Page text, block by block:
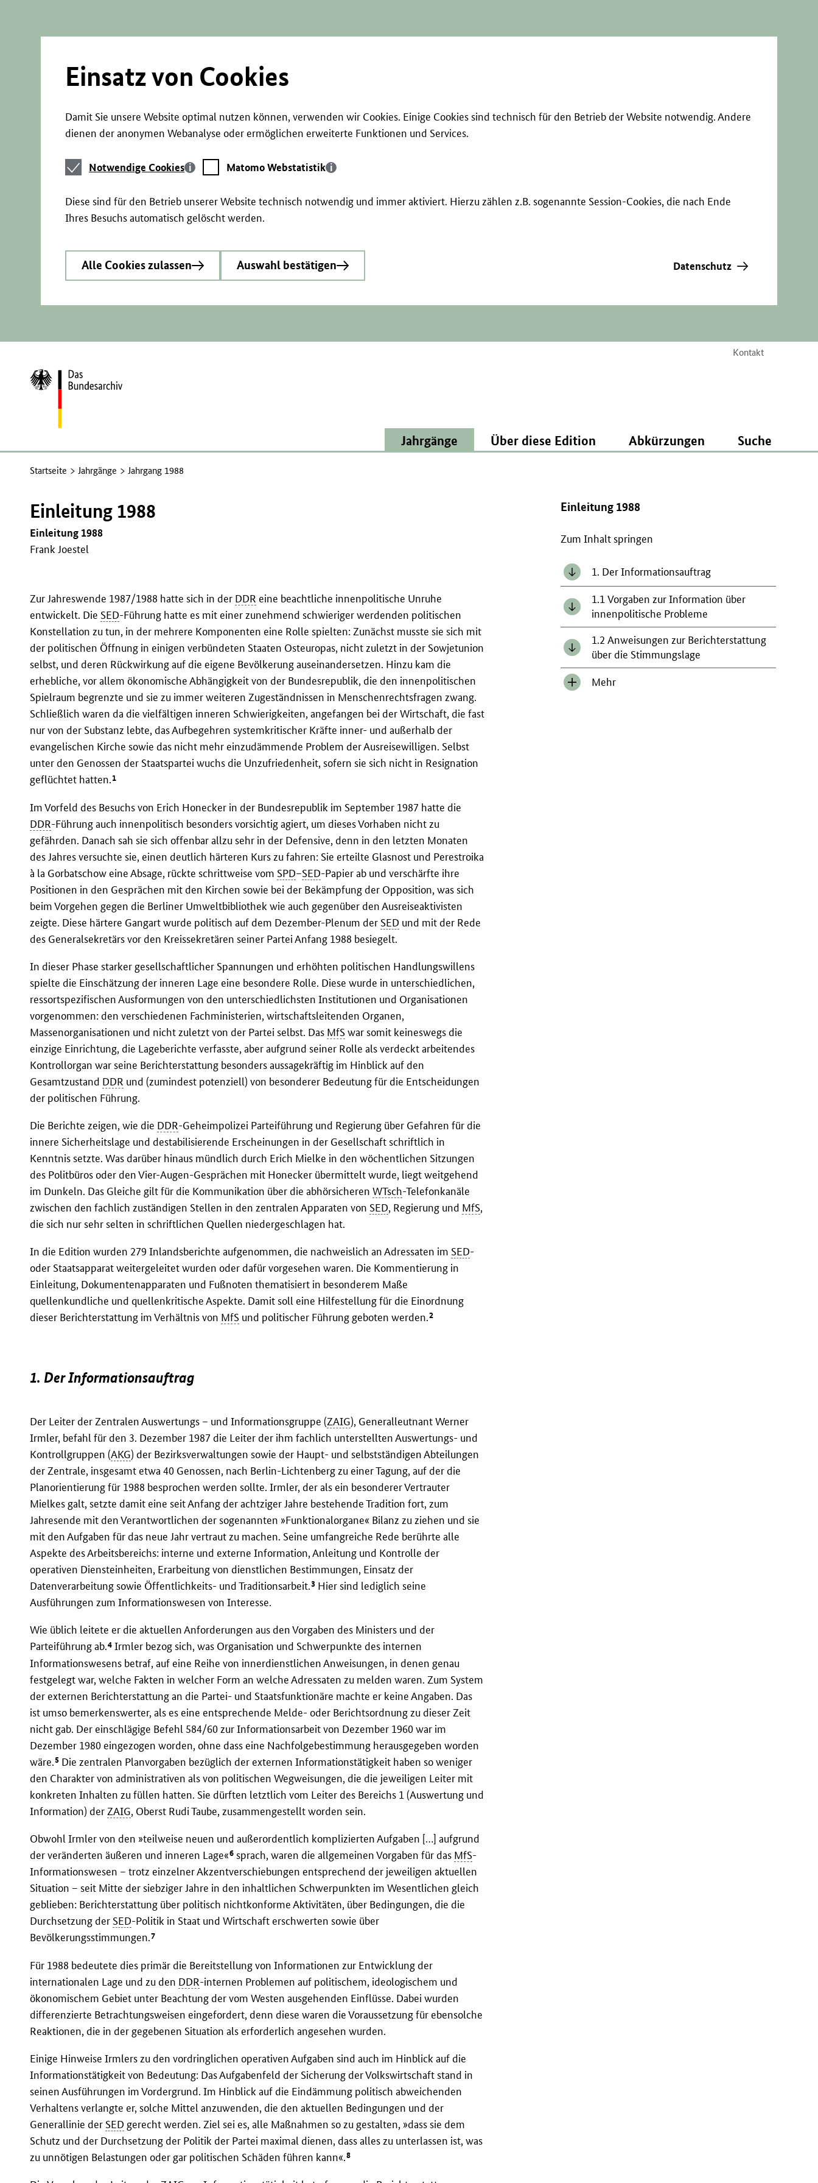
Einsatz von Cookies
Damit Sie unsere Website optimal nutzen können, verwenden wir Cookies. Einige Cookies sind technisch für den Betrieb der Website notwendig. Andere
dienen der anonymen Webanalyse oder ermöglichen erweiterte Funktionen und Services.
Notwendige
Cookies
Notwendige Cookies
Matomo
Webstatistik
Matomo Webstatistik
Diese sind für den Betrieb unserer Website technisch notwendig und immer aktiviert. Hierzu zählen z.B. sogenannte Session-Cookies, die nach Ende
Ihres Besuchs automatisch gelöscht werden.
Alle Cookies zulassen Auswahl bestätigen Datenschutz
Kontakt
Zur
Startseite
Jahrgänge Über diese Edition Abkürzungen Suche
Startseite Jahrgänge Jahrgang 1988
Einleitung 1988
Zum Inhalt springen
1. Der Informationsauftrag
1.1 Vorgaben zur Information über
innenpolitische Probleme
1.2 Anweisungen zur Berichterstattung
über die Stimmungslage
Inhalt
Mehr
Einleitung 1988
Einleitung 1988
Frank Joestel
Zur Jahreswende 1987/1988 hatte sich in der DDR eine beachtliche innenpolitische Unruhe
entwickelt. Die SED-Führung hatte es mit einer zunehmend schwieriger werdenden politischen
Konstellation zu tun, in der mehrere Komponenten eine Rolle spielten: Zunächst musste sie sich mit
der politischen Öffnung in einigen verbündeten Staaten Osteuropas, nicht zuletzt in der Sowjetunion
selbst, und deren Rückwirkung auf die eigene Bevölkerung auseinandersetzen. Hinzu kam die
erhebliche, vor allem ökonomische Abhängigkeit von der Bundesrepublik, die den innenpolitischen
Spielraum begrenzte und sie zu immer weiteren Zugeständnissen in Menschenrechtsfragen zwang.
Schließlich waren da die vielfältigen inneren Schwierigkeiten, angefangen bei der Wirtschaft, die fast
nur von der Substanz lebte, das Aufbegehren systemkritischer Kräfte inner- und außerhalb der
evangelischen Kirche sowie das nicht mehr einzudämmende Problem der Ausreisewilligen. Selbst
unter den Genossen der Staatspartei wuchs die Unzufriedenheit, sofern sie sich nicht in Resignation
geflüchtet hatten.1
Im Vorfeld des Besuchs von Erich Honecker in der Bundesrepublik im September 1987 hatte die
DDR-Führung auch innenpolitisch besonders vorsichtig agiert, um dieses Vorhaben nicht zu
gefährden. Danach sah sie sich offenbar allzu sehr in der Defensive, denn in den letzten Monaten
des Jahres versuchte sie, einen deutlich härteren Kurs zu fahren: Sie erteilte Glasnost und Perestroika
à la Gorbatschow eine Absage, rückte schrittweise vom SPD–SED-Papier ab und verschärfte ihre
Positionen in den Gesprächen mit den Kirchen sowie bei der Bekämpfung der Opposition, was sich
beim Vorgehen gegen die Berliner Umweltbibliothek wie auch gegenüber den Ausreiseaktivisten
zeigte. Diese härtere Gangart wurde politisch auf dem Dezember-Plenum der SED und mit der Rede
des Generalsekretärs vor den Kreissekretären seiner Partei Anfang 1988 besiegelt.
In dieser Phase starker gesellschaftlicher Spannungen und erhöhten politischen Handlungswillens
spielte die Einschätzung der inneren Lage eine besondere Rolle. Diese wurde in unterschiedlichen,
ressortspezifischen Ausformungen von den unterschiedlichsten Institutionen und Organisationen
vorgenommen: den verschiedenen Fachministerien, wirtschaftsleitenden Organen,
Massenorganisationen und nicht zuletzt von der Partei selbst. Das MfSwar somit keineswegs die
einzige Einrichtung, die Lageberichte verfasste, aber aufgrund seiner Rolle als verdeckt arbeitendes
Kontrollorgan war seine Berichterstattung besonders aussagekräftig im Hinblick auf den
Gesamtzustand DDR und (zumindest potenziell) von besonderer Bedeutung für die Entscheidungen
der politischen Führung.
Die Berichte zeigen, wie die DDR-Geheimpolizei Parteiführung und Regierung über Gefahren für die
innere Sicherheitslage und destabilisierende Erscheinungen in der Gesellschaft schriftlich in
Kenntnis setzte. Was darüber hinaus mündlich durch Erich Mielke in den wöchentlichen Sitzungen
des Politbüros oder den Vier-Augen-Gesprächen mit Honecker übermittelt wurde, liegt weitgehend
im Dunkeln. Das Gleiche gilt für die Kommunikation über die abhörsicherenWTsch-Telefonkanäle
zwischen den fachlich zuständigen Stellen in den zentralen Apparaten von SED, Regierung und MfS,
die sich nur sehr selten in schriftlichen Quellen niedergeschlagen hat.
In die Edition wurden 279 Inlandsberichte aufgenommen, die nachweislich an Adressaten im SED-
oder Staatsapparat weitergeleitet wurden oder dafür vorgesehen waren. Die Kommentierung in
Einleitung, Dokumentenapparaten und Fußnoten thematisiert in besonderem Maße
quellenkundliche und quellenkritische Aspekte. Damit soll eine Hilfestellung für die Einordnung
dieser Berichterstattung im Verhältnis von MfS und politischer Führung geboten werden.2
1. Der Informationsauftrag
Der Leiter der Zentralen Auswertungs – und Informationsgruppe (ZAIG), Generalleutnant Werner
Irmler, befahl für den 3. Dezember 1987 die Leiter der ihm fachlich unterstellten Auswertungs- und
Kontrollgruppen (AKG) der Bezirksverwaltungen sowie der Haupt- und selbstständigen Abteilungen
der Zentrale, insgesamt etwa 40 Genossen, nach Berlin-Lichtenberg zu einer Tagung, auf der die
Planorientierung für 1988 besprochen werden sollte. Irmler, der als ein besonderer Vertrauter
Mielkes galt, setzte damit eine seit Anfang der achtziger Jahre bestehende Tradition fort, zum
Jahresende mit den Verantwortlichen der sogenannten »Funktionalorgane« Bilanz zu ziehen und sie
mit den Aufgaben für das neue Jahr vertraut zu machen. Seine umfangreiche Rede berührte alle
Aspekte des Arbeitsbereichs: interne und externe Information, Anleitung und Kontrolle der
operativen Diensteinheiten, Erarbeitung von dienstlichen Bestimmungen, Einsatz der
Datenverarbeitung sowie Öffentlichkeits- und Traditionsarbeit.3 Hier sind lediglich seine
Ausführungen zum Informationswesen von Interesse.
Wie üblich leitete er die aktuellen Anforderungen aus den Vorgaben des Ministers und der
Parteiführung ab.4 Irmler bezog sich, was Organisation und Schwerpunkte des internen
Informationswesens betraf, auf eine Reihe von innerdienstlichen Anweisungen, in denen genau
festgelegt war, welche Fakten in welcher Form an welche Adressaten zu melden waren. Zum System
der externen Berichterstattung an die Partei- und Staatsfunktionäre machte er keine Angaben. Das
ist umso bemerkenswerter, als es eine entsprechende Melde- oder Berichtsordnung zu dieser Zeit
nicht gab. Der einschlägige Befehl 584/60 zur Informationsarbeit von Dezember 1960 war im
Dezember 1980 eingezogen worden, ohne dass eine Nachfolgebestimmung herausgegeben worden
wäre.5 Die zentralen Planvorgaben bezüglich der externen Informationstätigkeit haben so weniger
den Charakter von administrativen als von politischen Wegweisungen, die die jeweiligen Leiter mit
konkreten Inhalten zu füllen hatten. Sie dürften letztlich vom Leiter des Bereichs 1 (Auswertung und
Information) der ZAIG, Oberst Rudi Taube, zusammengestellt worden sein.
Obwohl Irmler von den »teilweise neuen und außerordentlich komplizierten Aufgaben […] aufgrund
der veränderten äußeren und inneren Lage«6 sprach, waren die allgemeinen Vorgaben für das MfS-
Informationswesen – trotz einzelner Akzentverschiebungen entsprechend der jeweiligen aktuellen
Situation – seit Mitte der siebziger Jahre in den inhaltlichen Schwerpunkten im Wesentlichen gleich
geblieben: Berichterstattung über politisch nichtkonforme Aktivitäten, über Bedingungen, die die
Durchsetzung der SED-Politik in Staat und Wirtschaft erschwerten sowie über
Bevölkerungsstimmungen.7
Für 1988 bedeutete dies primär die Bereitstellung von Informationen zur Entwicklung der
internationalen Lage und zu den DDR-internen Problemen auf politischem, ideologischem und
ökonomischem Gebiet unter Beachtung der vom Westen ausgehenden Einflüsse. Dabei wurden
differenzierte Betrachtungsweisen eingefordert, denn diese waren die Voraussetzung für ebensolche
Reaktionen, die in der gegebenen Situation als erforderlich angesehen wurden.
Einige Hinweise Irmlers zu den vordringlichen operativen Aufgaben sind auch im Hinblick auf die
Informationstätigkeit von Bedeutung: Das Aufgabenfeld der Sicherung der Volkswirtschaft stand in
seinen Ausführungen im Vordergrund. Im Hinblick auf die Eindämmung politisch abweichenden
Verhaltens verlangte er, solche Mittel anzuwenden, die den aktuellen Bedingungen und der
Generallinie der SED gerecht werden. Ziel sei es, alle Maßnahmen so zu gestalten, »dass sie dem
Schutz und der Durchsetzung der Politik der Partei maximal dienen, dass alles zu unterlassen ist, was
zu unnötigen Belastungen oder gar politischen Schäden führen kann«.8